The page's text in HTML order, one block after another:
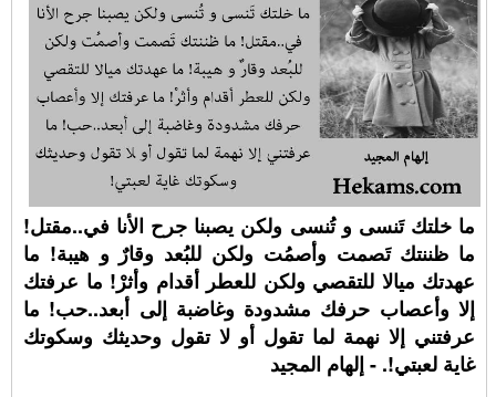
ما خلتك تَنسى و تُنسى ولكن يصبنا جرح الأنا في..مقتل!
ما ظننتك تَصمت وأصمُت ولكن للبُعد وقارٌ و هيبة! ما
عهدتك ميالا للتقصي ولكن للعطر أقدام وأثرْ! ما عرفتك
إلا وأعصاب حرفك مشدودة وغاضبة إلى أبعد..حب! ما
عرفتني إلا نهمة لما تقول أو لا تقول وحديثك وسكوتك
غاية لعبتي!. - إلهام المجيد